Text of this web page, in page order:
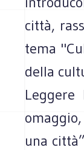
città,
tema
della
una